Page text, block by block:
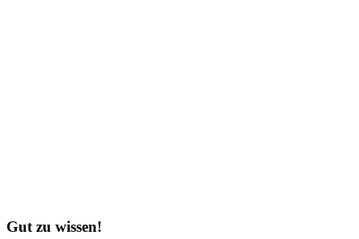
Gut zu wissen!